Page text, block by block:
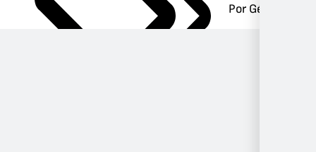
Por Género